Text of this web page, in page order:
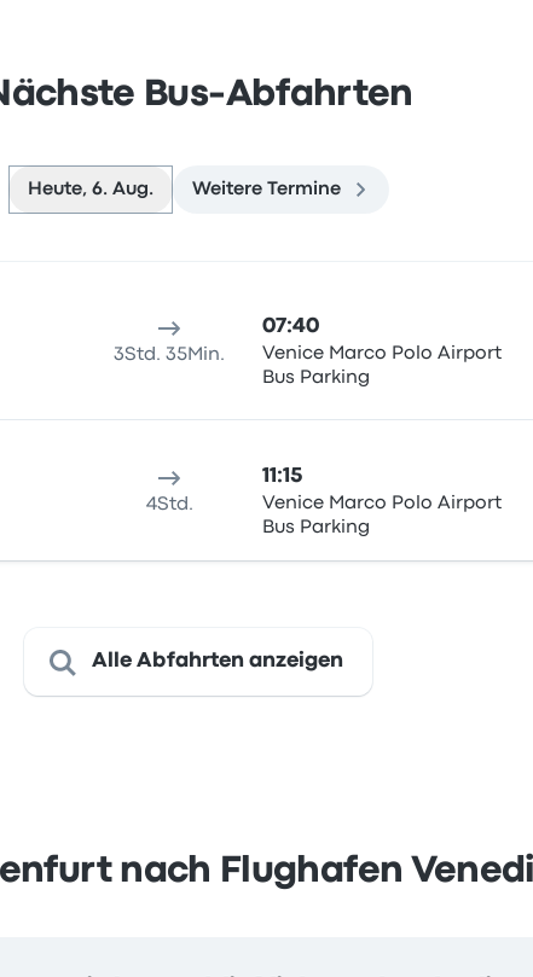
Bus-Abfahrten
Heute, 6. Aug. Weitere Termine
3Std. 35Min.
07:40
Venice Marco Polo Airport
Bus Parking
4Std.
11:15
Venice Marco Polo Airport
Bus Parking
Alle Abfahrten anzeigen
nach Flughafen